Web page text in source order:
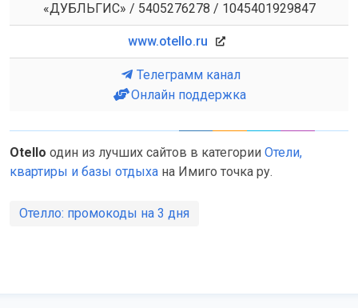
«ДУБЛЬГИС» / 5405276278 / 1045401929847
www.otello.ru
Телеграмм канал
Онлайн поддержка
Otello один из лучших сайтов в категории Отели,
квартиры и базы отдыха на Имиго точка ру.
Отелло: промокоды на 3 дня